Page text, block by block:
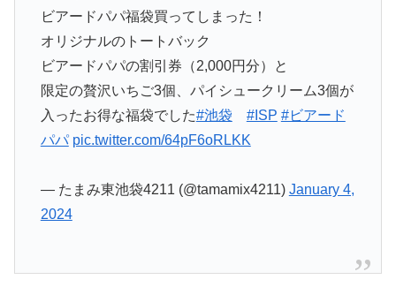
ビアードパパ福袋買ってしまった！
オリジナルのトートバック
ビアードパパの割引券（2,000円分）と
限定の贅沢いちご3個、パイシュークリーム3個が
入ったお得な福袋でした#池袋 #ISP #ビアード
パパ pic.twitter.com/64pF6oRLKK
— たまみ東池袋4211 (@tamamix4211) January 4,
2024